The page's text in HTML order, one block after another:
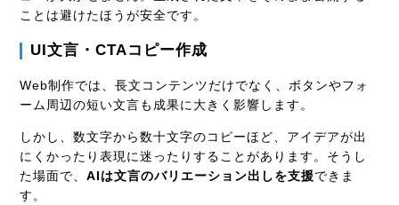
ことは避けたほうが安全です。
UI文言・CTAコピー作成
Web制作では、長文コンテンツだけでなく、ボタンやフォ
ーム周辺の短い文言も成果に大きく影響します。
しかし、数文字から数十文字のコピーほど、アイデアが出
にくかったり表現に迷ったりすることがあります。そうし
た場面で、AIは文言のバリエーション出しを支援できま
す。